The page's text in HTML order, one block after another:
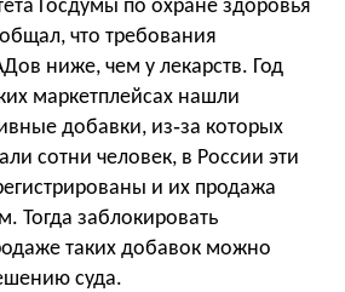
Госдумы по охране здоровья
что требования
ниже, чем у лекарств. Год
маркетплейсах нашли
добавки, из‑за которых
сотни человек, в России эти
и их продажа
Тогда заблокировать
таких добавок можно
суда.